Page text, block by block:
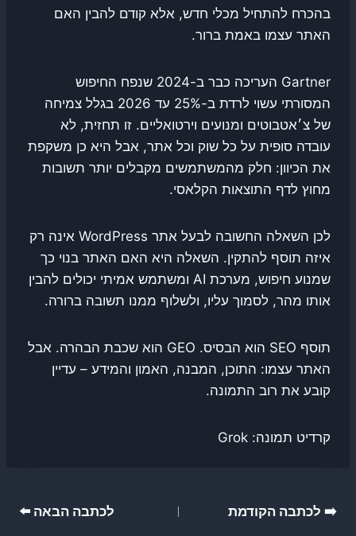
בהכרח להתחיל מכלי חדש, אלא קודם להבין האם
האתר עצמו באמת ברור.
Gartner העריכה כבר ב-2024 שנפח החיפוש
המסורתי עשוי לרדת ב-25% עד 2026 בגלל צמיחה
של צ׳אטבוטים ומנועים וירטואליים. זו תחזית, לא
עובדה סופית על כל שוק וכל אתר, אבל היא כן משקפת
את הכיוון: חלק מהמשתמשים מקבלים יותר תשובות
מחוץ לדף התוצאות הקלאסי.
לכן השאלה החשובה לבעל אתר WordPress אינה רק
איזה תוסף להתקין. השאלה היא האם האתר בנוי כך
שמנוע חיפוש, מערכת AI ומשתמש אמיתי יכולים להבין
אותו מהר, לסמוך עליו, ולשלוף ממנו תשובה ברורה.
תוסף SEO הוא הבסיס. GEO הוא שכבת הבהרה. אבל
האתר עצמו: התוכן, המבנה, האמון והמידע – עדיין
קובע את רוב התמונה.
קרדיט תמונה: Grok
ניווט
➡️ לכתבה הקודמת לכתבה הבאה ⬅️